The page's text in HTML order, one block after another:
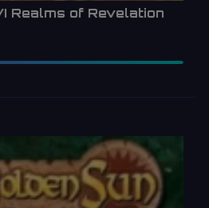
Realms of Revelation